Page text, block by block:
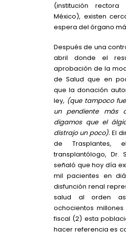
(institución
México), existen
espera del órgano
Después de una
abril donde el
aprobación de la
de Salud que en
que la donación
ley, (que tampoco
un pendiente más
digamos que el
distrajo un poco). El
de Trasplantes,
transplantólogo, Dr.
señaló que hoy día
mil pacientes en
disfunción renal
salud al orden
ochocientos
fiscal (2) esta
hacer referencia es